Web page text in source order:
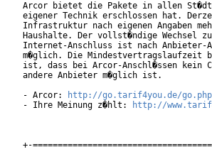
Arcor bietet die Pakete in allen
eigener Technik erschlossen hat.
Infrastruktur nach eigenen Angaben
Haushalte. Der vollst�ndige Wechsel
Internet-Anschluss ist nach Anbieter-
m�glich. Die Mindestvertragslaufzeit
ist, dass bei Arcor-Anschl�ssen kein
andere Anbieter m�glich ist.
- Arcor:
http://go.tarif4you.de/
- Ihre Meinung z�hlt:
http://
+-